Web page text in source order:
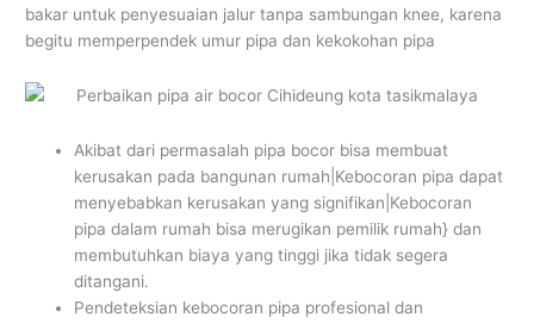
bakar untuk penyesuaian jalur tanpa sambungan knee, karena
begitu memperpendek umur pipa dan kekokohan pipa
Akibat dari permasalah pipa bocor bisa membuat
kerusakan pada bangunan rumah|Kebocoran pipa dapat
menyebabkan kerusakan yang signifikan|Kebocoran
pipa dalam rumah bisa merugikan pemilik rumah} dan
membutuhkan biaya yang tinggi jika tidak segera
ditangani.
Pendeteksian kebocoran pipa profesional dan